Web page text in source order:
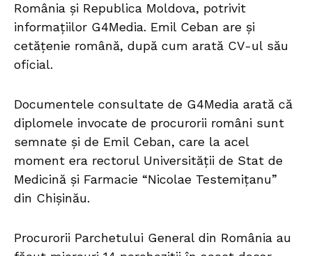
România și Republica Moldova, potrivit
informațiilor G4Media. Emil Ceban are și
cetățenie română, după cum arată CV-ul său
oficial.
Documentele consultate de G4Media arată că
diplomele invocate de procurorii români sunt
semnate și de Emil Ceban, care la acel
moment era rectorul Universității de Stat de
Medicină și Farmacie “Nicolae Testemițanu”
din Chișinău.
Procurorii Parchetului General din România au